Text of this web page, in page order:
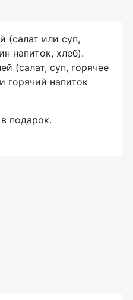
(салат или суп,
напиток, хлеб).
(салат, суп, горячее
горячий напиток
подарок.